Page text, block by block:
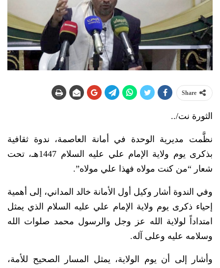
Share
الثورة نت/..
نظَّمت مديرية الوحدة في أمانة العاصمة، ندوة ثقافية
بذكرى يوم ولاية الإمام علي عليه السلام 1447هـ، تحت
شعار “من كنت مولاه فهذا علي مولاه”.
وفي الندوة أشار وكيل أول الأمانة خالد المداني، إلى أهمية
إحياء ذكرى يوم ولاية الإمام علي عليه السلام الذي يمثل
امتداداً لولاية الله عز وجل والرسول محمد صلوات الله
وسلامه عليه وعلى آله.
وأشار إلى أن يوم الولاية، يمثل المسار الصحيح للأمة،